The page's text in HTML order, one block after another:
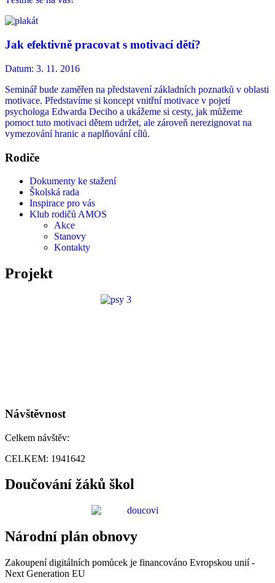
Jak efektivně pracovat s motivací dětí?
Datum: 3. 11. 2016
Seminář bude zaměřen na představení základních poznatků v oblasti
motivace. Představíme si koncept vnitřní motivace v pojetí
psychologa Edwarda Deciho a ukážeme si cesty, jak můžeme
pomoct tuto motivaci dětem udržet, ale zároveň nerezignovat na
vymezování hranic a naplňování cílů.
Rodiče
Dokumenty ke stažení
Školská rada
Inspirace pro vás
Klub rodičů AMOS
Akce
Stanovy
Kontakty
Projekt
Návštěvnost
Celkem návštěv:
CELKEM: 1941642
Doučování žáků škol
Národní plán obnovy
Zakoupení digitálních pomůcek je financováno Evropskou unií -
Next Generation EU